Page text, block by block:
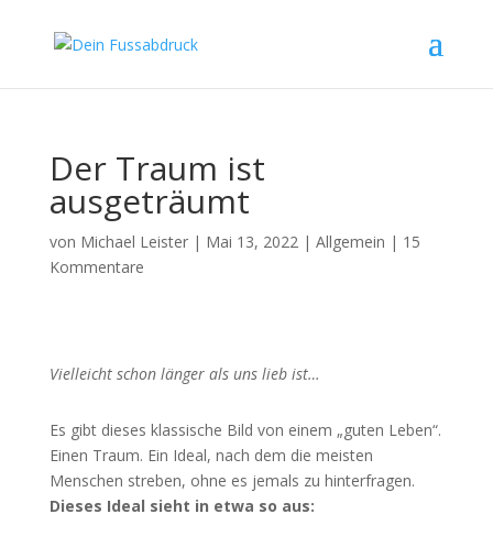
Der Traum ist
ausgeträumt
von Michael Leister| Mai 13, 2022| Allgemein | 15
Kommentare
Vielleicht schon länger als uns lieb ist…
Es gibt dieses klassische Bild von einem „guten Leben“.
Einen Traum. Ein Ideal, nach dem die meisten
Menschen streben, ohne es jemals zu hinterfragen.
Dieses Ideal sieht in etwa so aus: